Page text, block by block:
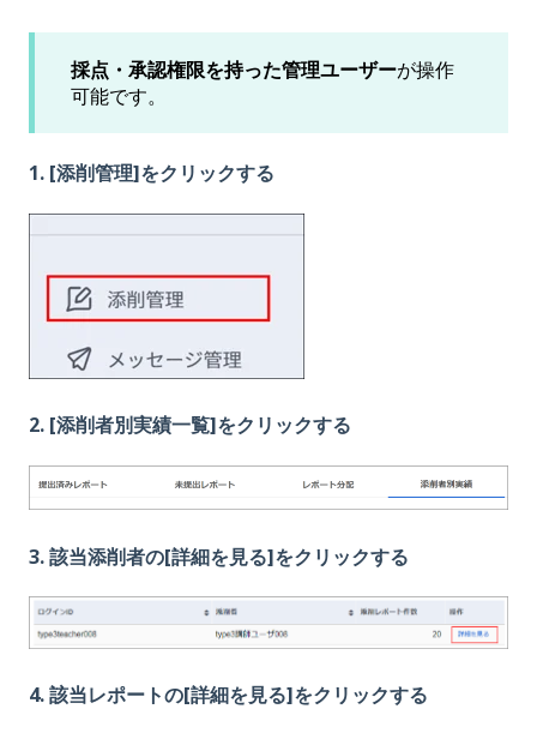
採点・承認権限を持った管理ユーザーが操作
可能です。
1. [添削管理]をクリックする
2. [添削者別実績一覧]をクリックする
3. 該当添削者の[詳細を見る]をクリックする
4. 該当レポートの[詳細を見る]をクリックする